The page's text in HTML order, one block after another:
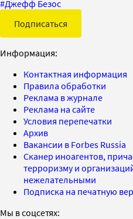
#Джефф Безос
Подписаться
Информация:
Контактная информация
Правила обработки
Реклама в журнале
Реклама на сайте
Условия перепечатки
Архив
Вакансии в Forbes Russia
Сканер иноагентов,
терроризму и
нежелательными
Подписка на печатную
Мы в соцсетях: